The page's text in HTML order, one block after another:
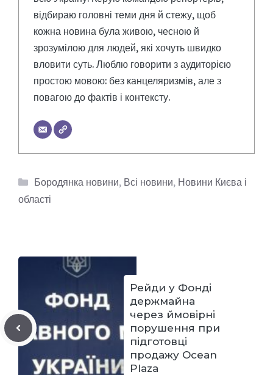
відбираю головні теми дня й стежу, щоб
кожна новина була живою, чесною й
зрозумілою для людей, які хочуть швидко
вловити суть. Люблю говорити з аудиторією
простою мовою: без канцеляризмів, але з
повагою до фактів і контексту.
Категорії
Бородянка новини, Всі новини, Новини Києва і
області
Рейди у Фонді
держмайна
через ймовірні
порушення при
підготовці
продажу Ocean
Plaza